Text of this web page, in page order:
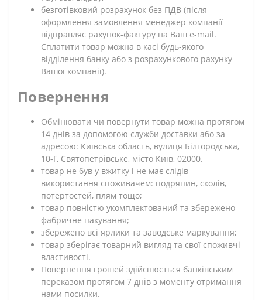
безготівковий розрахунок без ПДВ (після
оформлення замовлення менеджер компанії
відправляє рахунок-фактуру на Ваш e-mail.
Сплатити товар можна в касі будь-якого
відділення банку або з розрахункового рахунку
Вашої компанії).
Повернення
Обмінювати чи повернути товар можна протягом
14 днів за допомогою служби доставки або за
адресою: Київська область, вулиця Білгородська,
10-Г, Святопетрівське, місто Київ, 02000.
товар не був у вжитку і не має слідів
використання споживачем: подряпин, сколів,
потертостей, плям тощо;
товар повністю укомплектований та збережено
фабричне пакування;
збережено всі ярлики та заводське маркування;
товар зберігає товарний вигляд та свої споживчі
властивості.
Повернення грошей здійснюється банківським
переказом протягом 7 днів з моменту отримання
нами посилки.